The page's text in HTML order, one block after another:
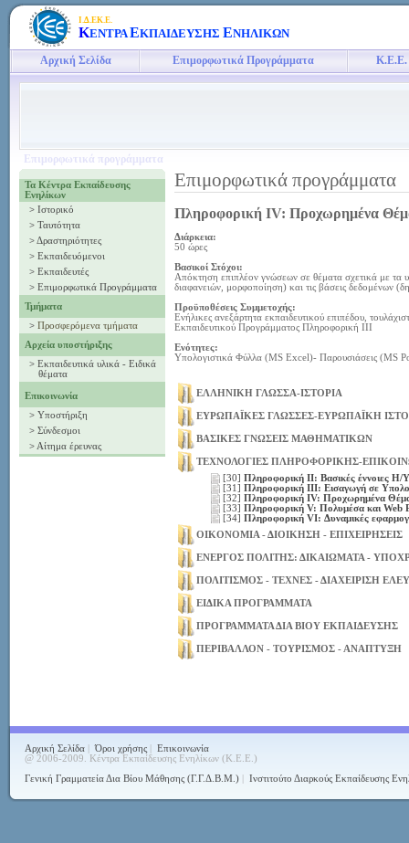
Ι.Δ.ΕΚ.Ε.
ΚΕΝΤΡΑΕΚΠΑΙΔΕΥΣΗΣ ΕΝΗΛΙΚΩΝ
Αρχική Σελίδα Επιμορφωτικά Προγράμματα Κ.Ε.Ε.
Επιμορφωτικά προγράμματα
Τα Κέντρα Εκπαίδευσης
Ενηλίκων
> Ιστορικό
> Ταυτότητα
>Δραστηριότητες
> Εκπαιδευόμενοι
> Εκπαιδευτές
> Επιμορφωτικά Προγράμματα
Τμήματα
> Προσφερόμενα τμήματα
Αρχεία υποστήριξης
> Εκπαιδευτικά υλικά - Ειδικά
θέματα
Επικοινωνία
> Υποστήριξη
> Σύνδεσμοι
> Αίτημα έρευνας
Επιμορφωτικά προγράμματα
Πληροφορική ΙV: Προχωρημένα
Διάρκεια:
50 ώρες
Βασικοί Στόχοι:
Απόκτηση επιπλέον γνώσεων σε θέματα σχετικά με τα
διαφανειών, μορφοποίηση) και τις βάσεις δεδομένων
Προϋποθέσεις Συμμετοχής:
Ενήλικες ανεξάρτητα εκπαιδευτικού επιπέδου,
Εκπαιδευτικού Προγράμματος Πληροφορική ΙΙΙ
Ενότητες:
Υπολογιστικά Φύλλα (MS Excel)- Παρουσιάσεις (MS
ΕΛΛΗΝΙΚΗ ΓΛΩΣΣΑ-ΙΣΤΟΡΙΑ
ΕΥΡΩΠΑΪΚΕΣ ΓΛΩΣΣΕΣ-ΕΥΡΩΠΑΪΚΗ
ΒΑΣΙΚΕΣ ΓΝΩΣΕΙΣ ΜΑΘΗΜΑΤΙΚΩΝ
ΤΕΧΝΟΛΟΓΙΕΣ ΠΛΗΡΟΦΟΡΙΚΗΣ-
[30] Πληροφορική ΙΙ: Βασικές έννοιες
[31] Πληροφορική ΙΙΙ: Εισαγωγή σε
[32] Πληροφορική ΙV: Προχωρημένα
[33] Πληροφορική V: Πολυμέσα και Web
[34] Πληροφορική VI: Δυναμικές
ΟΙΚΟΝΟΜΙΑ - ΔΙΟΙΚΗΣΗ - ΕΠΙΧΕΙΡΗΣΕΙΣ
ΕΝΕΡΓΟΣ ΠΟΛΙΤΗΣ: ΔΙΚΑΙΩΜΑΤΑ -
ΠΟΛΙΤΙΣΜΟΣ - ΤΕΧΝΕΣ - ΔΙΑΧΕΙΡΙΣΗ
ΕΙΔΙΚΑ ΠΡΟΓΡΑΜΜΑΤΑ
ΠΡΟΓΡΑΜΜΑΤΑ ΔΙΑ ΒΙΟΥ ΕΚΠΑΙΔΕΥΣΗΣ
ΠΕΡΙΒΑΛΛΟΝ - ΤΟΥΡΙΣΜΟΣ - ΑΝΑΠΤΥΞΗ
Αρχική Σελίδα |Όροι χρήσης
Επικοινωνία
@ 2006-2009. Κέντρα Εκπαίδευσης Ενηλίκων (Κ.Ε.Ε.)
Γενική Γραμματεία Δια Βίου Μάθησης (Γ.Γ.Δ.Β.Μ.)
Ινστιτούτο Διαρκούς Εκπαίδευσης